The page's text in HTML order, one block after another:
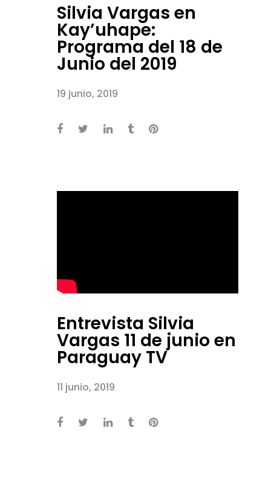
Silvia Vargas en
Kay’uhape:
Programa del 18 de
Junio del 2019
19 junio, 2019
Entrevista Silvia
Vargas 11 de junio en
Paraguay TV
11 junio, 2019